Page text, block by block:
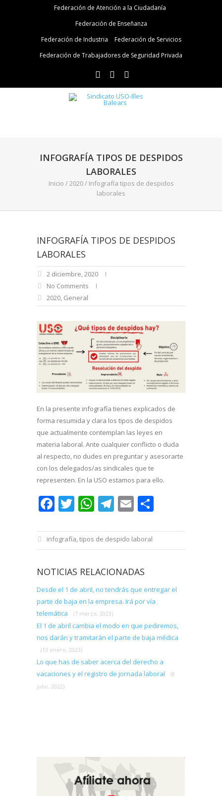
Federación de Atención a la Ciudadanía
Federación de Enseñanza
Federación de Industria
Federación de Servicios
Federación de Trabajadores de Seguridad Privada
INFOGRAFÍA TIPOS DE DESPIDOS
LABORALES
Inicio /2020/ Infografía tipos de despidos
laborales
INFOGRAFÍA TIPOS DE DESPIDOS
LABORALES
2 diciembre, 2020
No Comments
2020, General
En la presente infografía tienes explicados de
forma resumida y clara los tipos de despidos
que actualmente contemplan las leyes en
materia laboral. Ante cualquier conflicto o duda
al respecto, no dudes en preguntar y asesorarte
con los delegados/as sindicales que te
representen. En la USO estamos para ello.
Facebook
Twitter
WhatsApp
Telegram
Email
infografía,tipos de despido laboral
NOTICIAS RELACIONADAS
Desde el 1 de abril, no tendrás que entregar el
parte de baja en la empresa. Irá por vía
telemática
(7 marzo, 2023)
El 1 de abril cambia el modo en que pediremos,
nos darán y tramitarán el parte de baja médica
(13 enero, 2023)
Lo que has de saber acerca del derecho a
vacaciones y el registro de jornada laboral
(8
julio, 2022)